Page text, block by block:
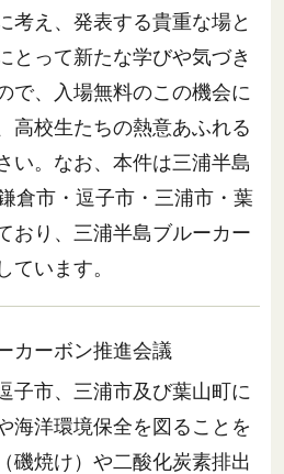
考え、発表する貴重な場と
とって新たな学びや気づき
で、入場無料のこの機会に
高校生たちの熱意あふれる
い。なお、本件は三浦半島
倉市・逗子市・三浦市・葉
おり、三浦半島ブルーカー
ています。
カーボン推進会議
子市、三浦市及び葉山町に
海洋環境保全を図ることを
磯焼け）や二酸化炭素排出